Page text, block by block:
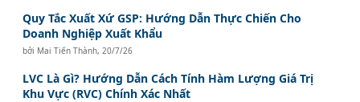
Quy Tắc Xuất Xứ GSP: Hướng Dẫn Thực Chiến Cho
Doanh Nghiệp Xuất Khẩu
bởi Mai Tiến Thành, 20/7/26
LVC Là Gì? Hướng Dẫn Cách Tính Hàm Lượng Giá Trị
Khu Vực (RVC) Chính Xác Nhất